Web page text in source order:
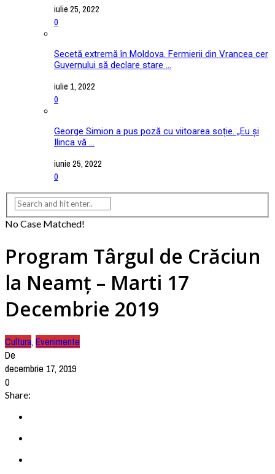
iulie 25, 2022
0
Secetă extremă în Moldova. Fermierii din Vrancea cer
Guvernului să declare stare ...
iulie 1, 2022
0
George Simion a pus poză cu viitoarea soție. „Eu și
Ilinca vă ...
iunie 25, 2022
0
No Case Matched!
Program Târgul de Crăciun
la Neamț – Marti 17
Decembrie 2019
Cultura, Evenimente
De
decembrie 17, 2019
0
Share: